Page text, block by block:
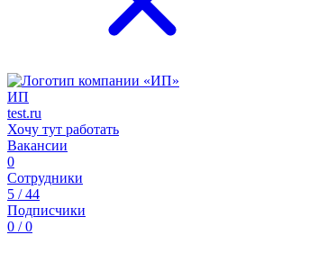
ИП
test.ru
Хочу тут работать
Вакансии
0
Сотрудники
5 / 44
Подписчики
0 / 0